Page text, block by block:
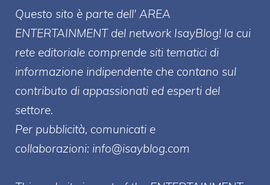
Questo sito è parte dell' AREA
ENTERTAINMENT del network IsayBlog! la cui
rete editoriale comprende siti tematici di
informazione indipendente che contano sul
contributo di appassionati ed esperti del
settore.
Per pubblicità, comunicati e
collaborazioni: info@isayblog.com